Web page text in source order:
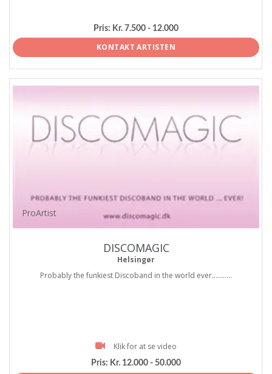
Pris: Kr. 7.500 - 12.000
KONTAKT ARTISTEN
ProArtist
DISCOMAGIC
Helsingør
Probably the funkiest Discoband in the world ever...........
Klik for at se video
Pris: Kr. 12.000 - 50.000